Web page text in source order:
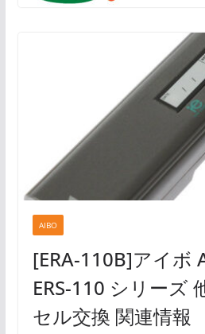
AIBO
[ERA-110B]アイボ
ERS-110 シリーズ
セル交換 関連情報